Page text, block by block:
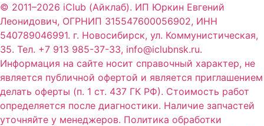
© 2011–2026 iClub (Айклаб). ИП Юркин Евгений
Леонидович, ОГРНИП 315547600056902, ИНН
540789046991. г. Новосибирск, ул. Коммунистическая,
35. Тел. +7 913 985-37-33, info@iclubnsk.ru.
Информация на сайте носит справочный характер, не
является публичной офертой и является приглашением
делать оферты (п. 1 ст. 437 ГК РФ). Стоимость работ
определяется после диагностики. Наличие запчастей
уточняйте у менеджеров. Политика обработки